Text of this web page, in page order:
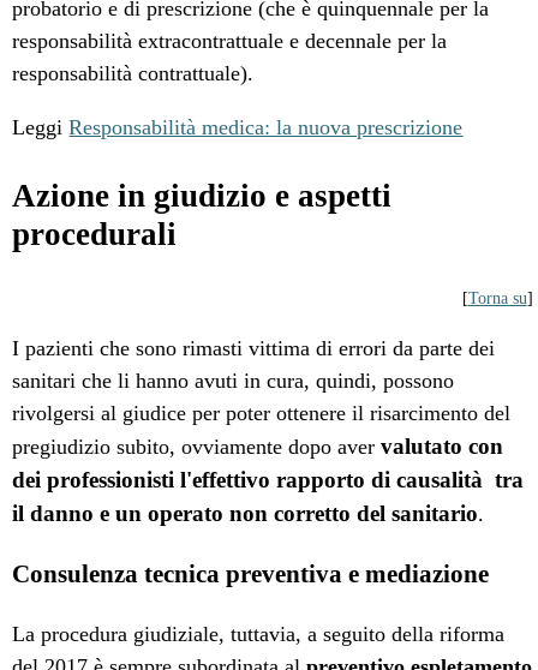
probatorio e di prescrizione (che è quinquennale per la
responsabilità extracontrattuale e decennale per la
responsabilità contrattuale).
LeggiResponsabilità medica: la nuova prescrizione
Azione in giudizio e aspetti
procedurali
[Torna su]
I pazienti che sono rimasti vittima di errori da parte dei
sanitari che li hanno avuti in cura, quindi, possono
rivolgersi al giudice per poter ottenere il risarcimento del
pregiudizio subito, ovviamente dopo avervalutato con
dei professionisti l'effettivo rapporto di causalità tra
il danno e un operato non corretto del sanitario.
Consulenza tecnica preventiva e mediazione
La procedura giudiziale, tuttavia, a seguito della riforma